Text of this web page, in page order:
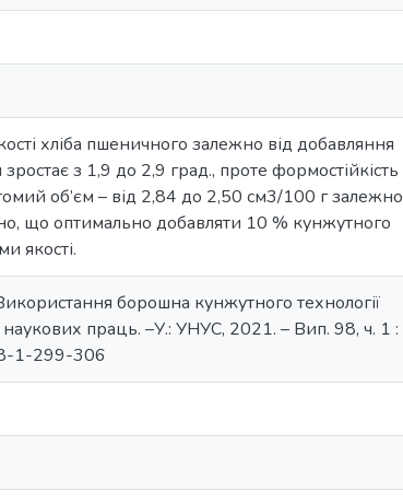
хліба пшеничного залежно від добавляння
з 1,9 до 2,9 град., проте формостійкість
об’єм – від 2,84 до 2,50 см3/100 г залежно
що оптимально добавляти 10 % кунжутного
якості.
борошна кунжутного технології
праць. –У.: УНУС, 2021. – Вип. 98, ч. 1 :
1-299-306